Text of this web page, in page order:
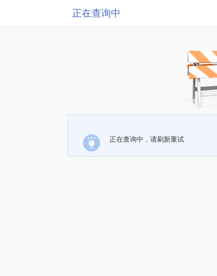
正在查询中
正在查询中，请刷新重试